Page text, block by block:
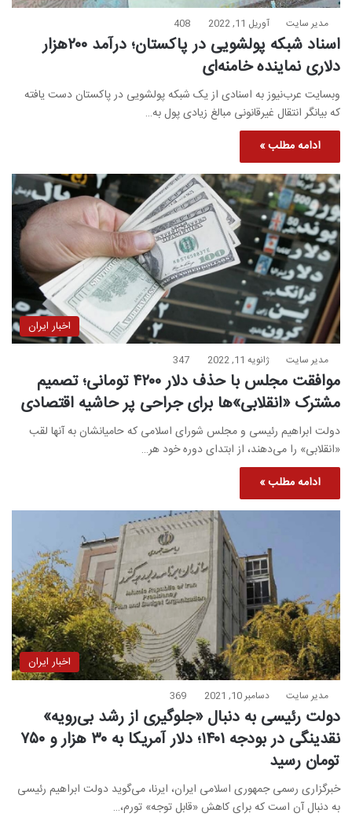
مدیر سایت آوریل 11, 2022 408
اسناد شبکه پولشویی در پاکستان؛ درآمد ۲۰۰هزار
دلاری نماینده خامنه‌ای
وبسایت عرب‌نیوز به اسنادی از یک شبکه پولشویی در پاکستان دست یافته
که بیانگر انتقال غیرقانونی مبالغ زیادی پول به…
ادامه مطلب »
اخبار ایران
مدیر سایت ژانویه 11, 2022 347
موافقت مجلس با حذف دلار ۴۲۰۰ تومانی؛‌ تصمیم
مشترک «انقلابی»ها برای جراحی پر حاشیه اقتصادی
دولت ابراهیم رئیسی و مجلس شورای اسلامی که حامیانشان به آنها لقب
«انقلابی» را می‌دهند، از ابتدای دوره خود هر…
ادامه مطلب »
اخبار ایران
مدیر سایت دسامبر 10, 2021 369
دولت رئیسی به دنبال «جلوگیری از رشد بی‌رویه»
نقدینگی در بودجه ۱۴۰۱؛ دلار آمریکا به ۳۰ هزار و ۷۵۰
تومان رسید
خبرگزاری رسمی جمهوری اسلامی ایران، ایرنا، می‌گوید دولت ابراهیم رئیسی
به دنبال آن است که برای کاهش «قابل توجه» تورم،…